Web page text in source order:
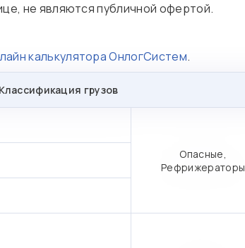
не являются публичной офертой.
калькулятора ОнлогСистем.
Классификация грузов
Опасные,
Рефрижераторы